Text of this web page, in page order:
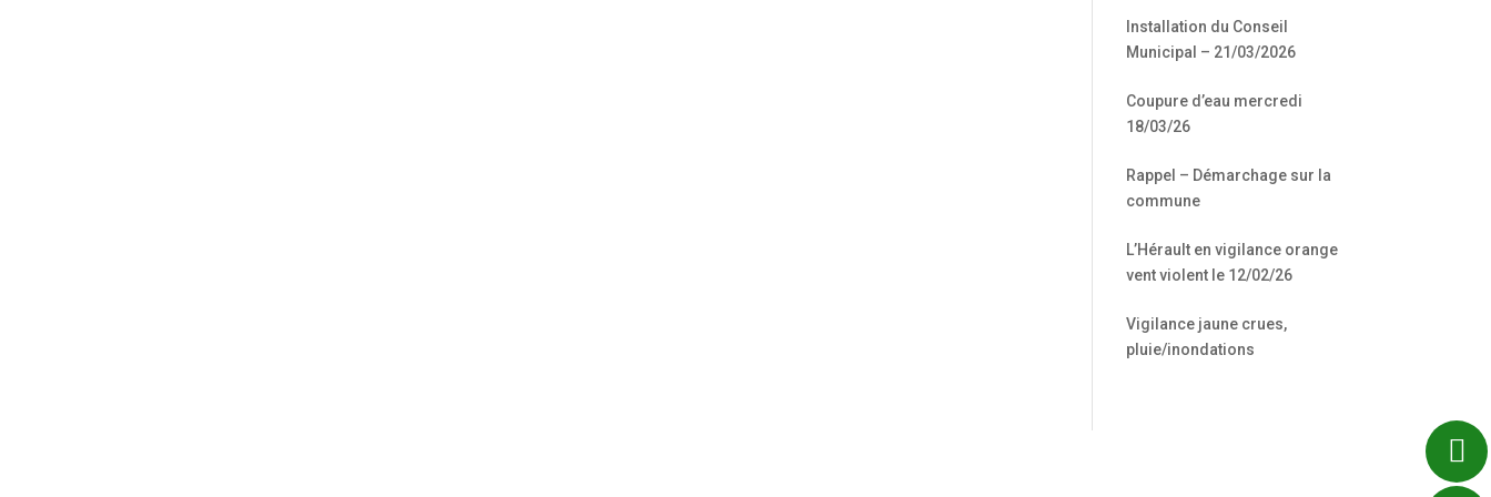
Installation du Conseil
Municipal – 21/03/2026
Coupure d’eau mercredi
18/03/26
Rappel – Démarchage sur la
commune
L’Hérault en vigilance orange
vent violent le 12/02/26
Vigilance jaune crues,
pluie/inondations